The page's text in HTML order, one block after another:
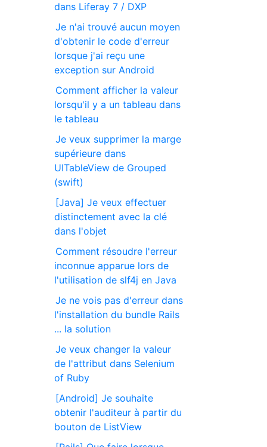
dans Liferay 7 / DXP
Je n'ai trouvé aucun moyen
d'obtenir le code d'erreur
lorsque j'ai reçu une
exception sur Android
Comment afficher la valeur
lorsqu'il y a un tableau dans
le tableau
Je veux supprimer la marge
supérieure dans
UITableView de Grouped
(swift)
[Java] Je veux effectuer
distinctement avec la clé
dans l'objet
Comment résoudre l'erreur
inconnue apparue lors de
l'utilisation de slf4j en Java
Je ne vois pas d'erreur dans
l'installation du bundle Rails
... la solution
Je veux changer la valeur
de l'attribut dans Selenium
of Ruby
[Android] Je souhaite
obtenir l'auditeur à partir du
bouton de ListView